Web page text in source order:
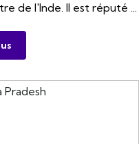
de l'Inde. Il est réputé ...